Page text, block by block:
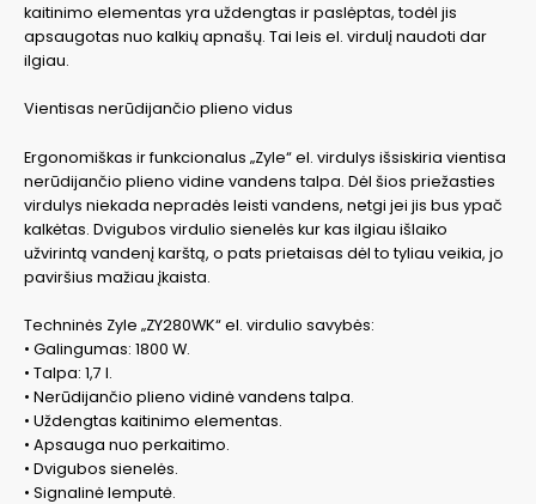
kaitinimo elementas yra uždengtas ir paslėptas, todėl jis
apsaugotas nuo kalkių apnašų. Tai leis el. virdulį naudoti dar
ilgiau.
Vientisas nerūdijančio plieno vidus
Ergonomiškas ir funkcionalus „Zyle“ el. virdulys išsiskiria vientisa
nerūdijančio plieno vidine vandens talpa. Dėl šios priežasties
virdulys niekada nepradės leisti vandens, netgi jei jis bus ypač
kalkėtas. Dvigubos virdulio sienelės kur kas ilgiau išlaiko
užvirintą vandenį karštą, o pats prietaisas dėl to tyliau veikia, jo
paviršius mažiau įkaista.
Techninės Zyle „ZY280WK“ el. virdulio savybės:
• Galingumas: 1800 W.
• Talpa: 1,7 l.
• Nerūdijančio plieno vidinė vandens talpa.
• Uždengtas kaitinimo elementas.
• Apsauga nuo perkaitimo.
• Dvigubos sienelės.
• Signalinė lemputė.